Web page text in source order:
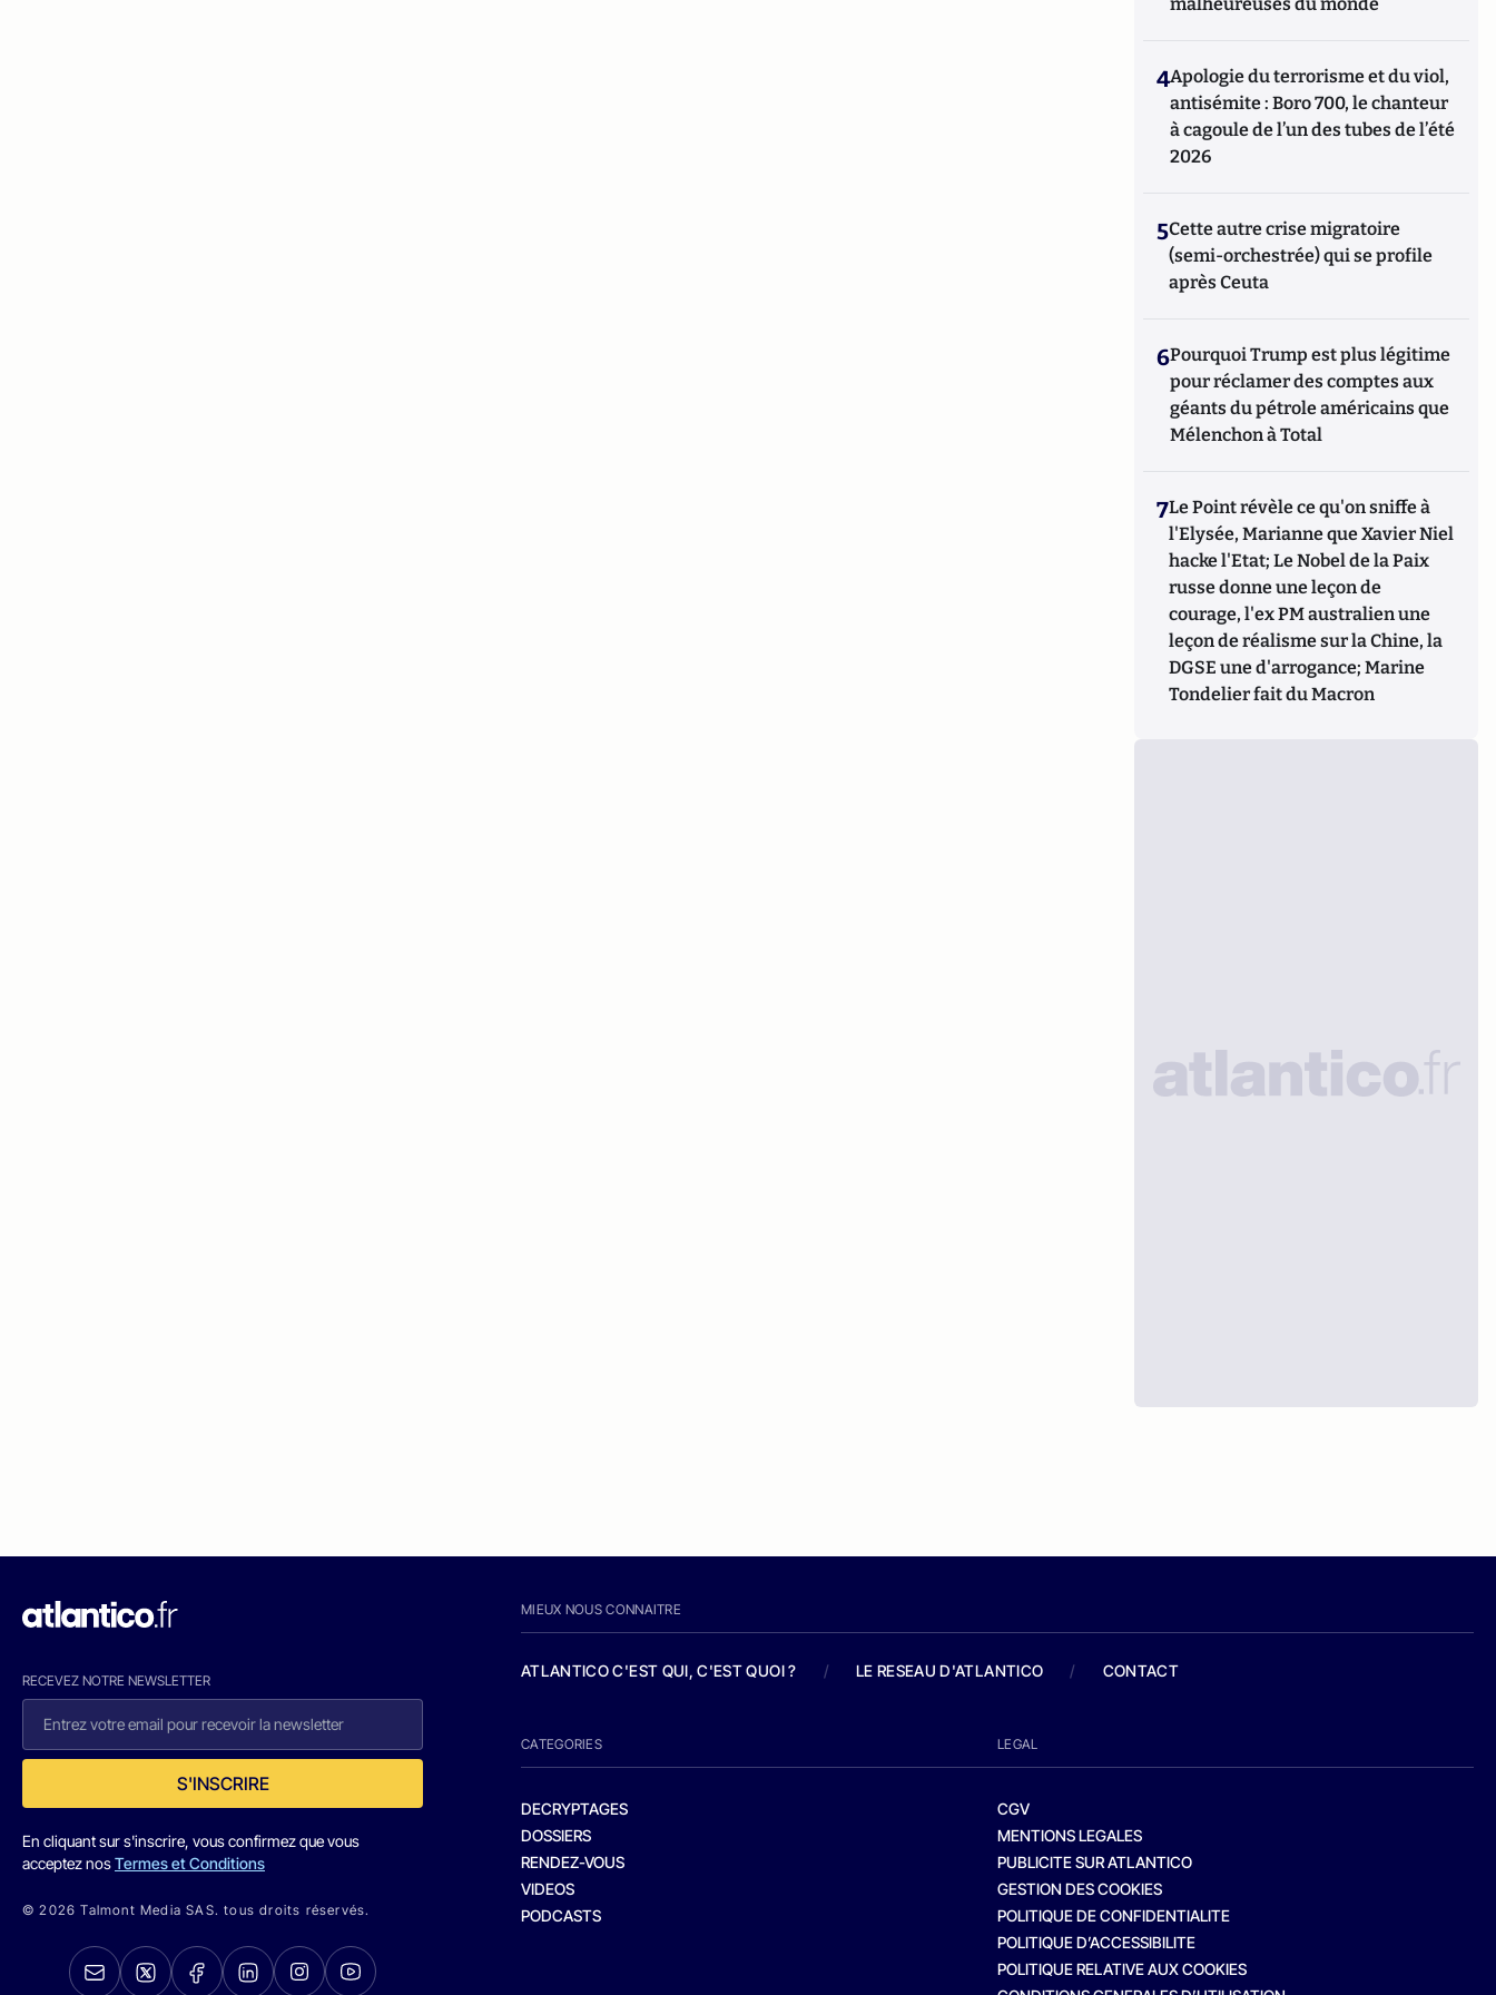
4Apologie du terrorisme et du viol,
antisémite : Boro 700, le chanteur
à cagoule de l’un des tubes de l’été
2026
5Cette autre crise migratoire
(semi-orchestrée) qui se profile
après Ceuta
6Pourquoi Trump est plus légitime
pour réclamer des comptes aux
géants du pétrole américains que
Mélenchon à Total
7Le Point révèle ce qu'on sniffe à
l'Elysée, Marianne que Xavier Niel
hacke l'Etat; Le Nobel de la Paix
russe donne une leçon de
courage, l'ex PM australien une
leçon de réalisme sur la Chine, la
DGSE une d'arrogance; Marine
Tondelier fait du Macron
RECEVEZ NOTRE NEWSLETTER
S'INSCRIRE
En cliquant sur s'inscrire, vous confirmez que vous
acceptez nosTermes et Conditions
© 2026 Talmont Media SAS. tous droits réservés.
MIEUX NOUS CONNAITRE
ATLANTICO C'EST QUI, C'EST QUOI ? / LE RESEAU D'ATLANTICO / CONTACT
CATEGORIES
DECRYPTAGES
DOSSIERS
RENDEZ-VOUS
VIDEOS
PODCASTS
LEGAL
CGV
MENTIONS LEGALES
PUBLICITE SUR ATLANTICO
GESTION DES COOKIES
POLITIQUE DE CONFIDENTIALITE
POLITIQUE D’ACCESSIBILITE
POLITIQUE RELATIVE AUX COOKIES